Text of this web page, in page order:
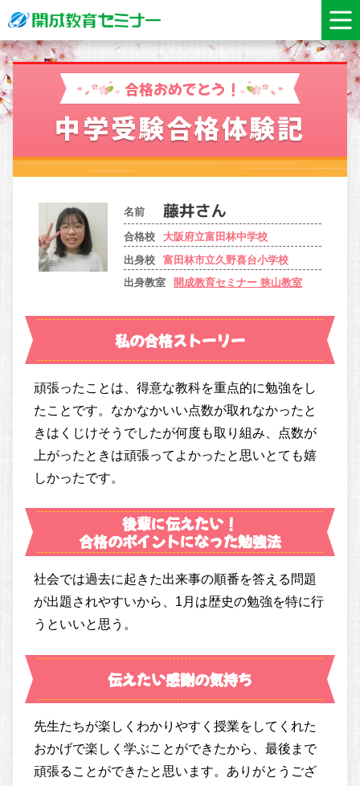
合格おめでとう！
中学受験合格体験記
名前
合格校
大阪府立富田林中学校
出身校
富田林市立久野喜台小学校
出身教室
開成教育セミナー 狭山教室
私の合格ストーリー
頑張ったことは、得意な教科を重点的に勉強をし
たことです。なかなかいい点数が取れなかったと
きはくじけそうでしたが何度も取り組み、点数が
上がったときは頑張ってよかったと思いとても嬉
しかったです。
後輩に伝えたい！
合格のポイントになった勉強法
社会では過去に起きた出来事の順番を答える問題
が出題されやすいから、1月は歴史の勉強を特に行
うといいと思う。
伝えたい感謝の気持ち
先生たちが楽しくわかりやすく授業をしてくれた
おかげで楽しく学ぶことができたから、最後まで
頑張ることができたと思います。ありがとうござ